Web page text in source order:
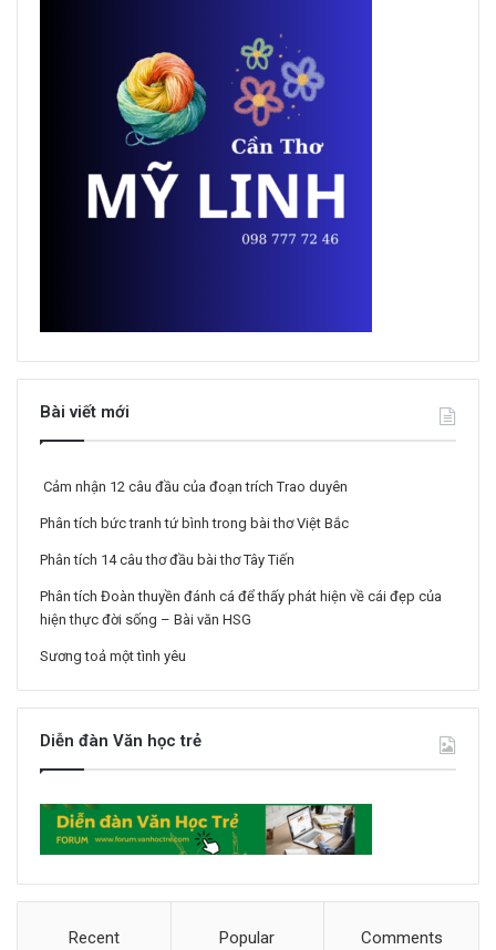
Bài viết mới
Cảm nhận 12 câu đầu của đoạn trích Trao duyên
Phân tích bức tranh tứ bình trong bài thơ Việt Bắc
Phân tích 14 câu thơ đầu bài thơ Tây Tiến
Phân tích Đoàn thuyền đánh cá để thấy phát hiện về cái đẹp của
hiện thực đời sống – Bài văn HSG
Sương toả một tình yêu
Diễn đàn Văn học trẻ
Recent Popular Comments